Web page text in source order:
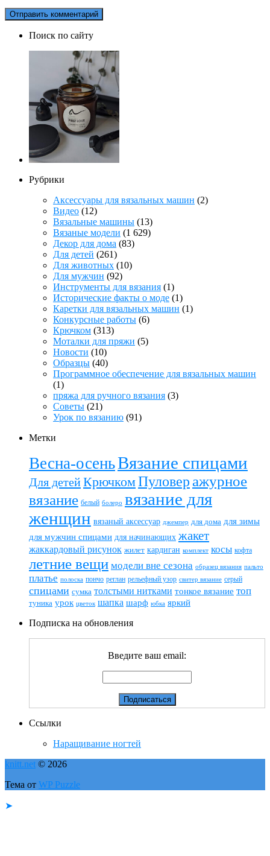
Поиск по сайту
Рубрики
Аксессуары для вязальных машин (2)
Видео (12)
Вязальные машины (13)
Вязаные модели (1 629)
Декор для дома (83)
Для детей (261)
Для животных (10)
Для мужчин (92)
Инструменты для вязания (1)
Исторические факты о моде (1)
Каретки для вязальных машин (1)
Конкурсные работы (6)
Крючком (313)
Моталки для пряжи (5)
Новости (10)
Образцы (40)
Программное обеспечение для вязальных машин
(1)
пряжа для ручного вязания (3)
Советы (21)
Урок по вязанию (91)
Метки
Весна-осеньВязание спицами
Для детейКрючкомПуловер ажурное
вязание белый болеро вязание для
женщин вязаный аксессуар джемпер для дома для зимы
для мужчин спицами для начинающих жакет
жаккардовый рисунок жилет кардиган комплект косы кофта
летние вещи модели вне сезона образец вязания пальто
платье полоска пончо реглан рельефный узор свитер вязание серый
спицами сумка толстыми нитками тонкое вязание топ
туника урок цветок шапка шарф юбка яркий
Подписка на обновления
Введите ваш email:
Ссылки
Наращивание ногтей
knitt.net © 2026
Тема от WP Puzzle
➤